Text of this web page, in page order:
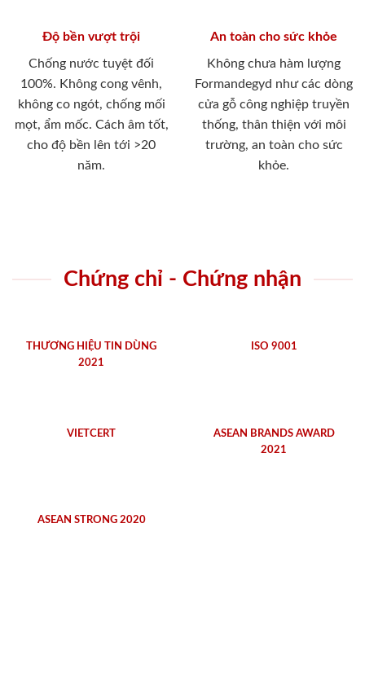
Độ bền vượt trội
Chống nước tuyệt đối
100%. Không cong vênh,
không co ngót, chống mối
mọt, ẩm mốc. Cách âm tốt,
cho độ bền lên tới >20
năm.
An toàn cho sức khỏe
Không chưa hàm lượng
Formandegyd như các dòng
cửa gỗ công nghiệp truyền
thống, thân thiện với môi
trường, an toàn cho sức
khỏe.
Chứng chỉ - Chứng nhận
THƯƠNG HIỆU TIN DÙNG
2021
ISO 9001
VIETCERT
ASEAN BRANDS AWARD
2021
ASEAN STRONG 2020